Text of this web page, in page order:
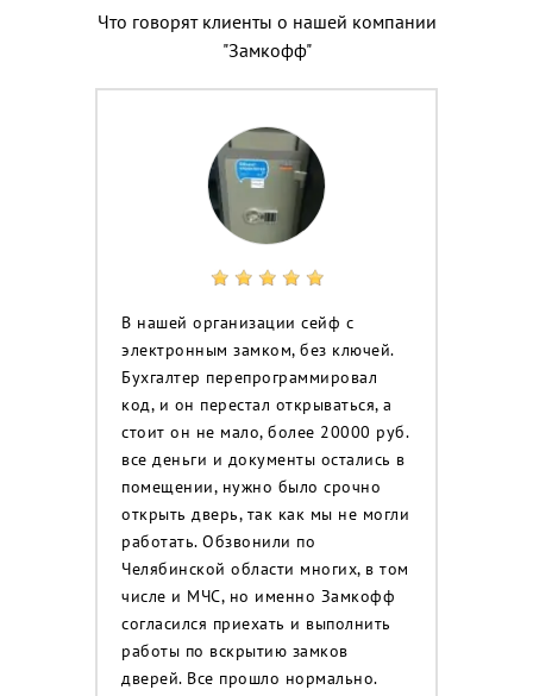
Что говорят клиенты о нашей компании
"Замкофф"
В нашей организации сейф с
электронным замком, без ключей.
Бухгалтер перепрограммировал
код, и он перестал открываться, а
стоит он не мало, более 20000 руб.
все деньги и документы остались в
помещении, нужно было срочно
открыть дверь, так как мы не могли
работать. Обзвонили по
Челябинской области многих, в том
числе и МЧС, но именно Замкофф
согласился приехать и выполнить
работы по вскрытию замков
дверей. Все прошло нормально.